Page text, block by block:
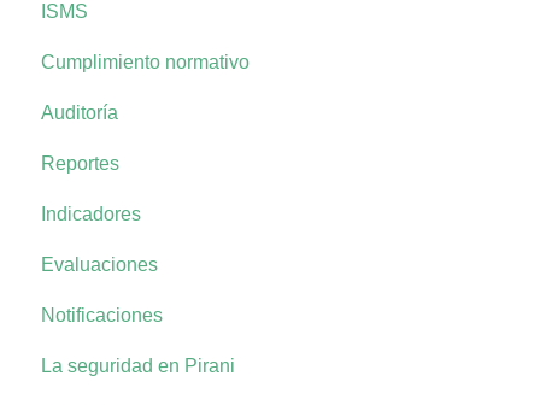
AML+
ISMS
Cumplimiento normativo
Auditoría
Reportes
Indicadores
Evaluaciones
Notificaciones
La seguridad en Pirani